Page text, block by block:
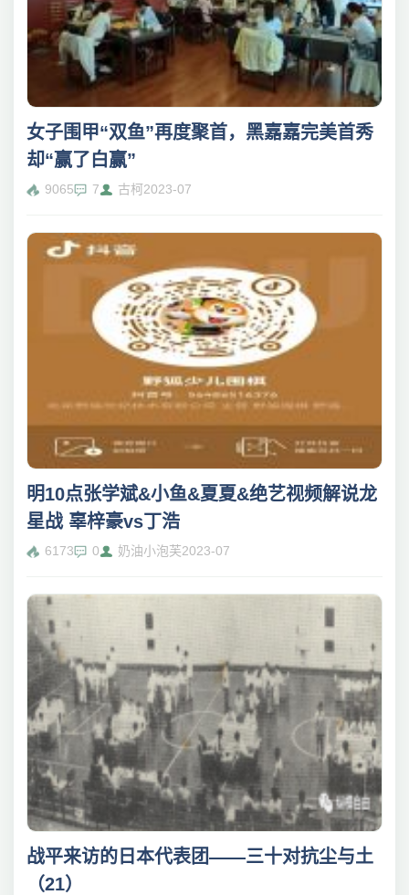
女子围甲“双鱼”再度聚首，黑嘉嘉完美首秀
却“赢了白赢”
9065 7 古柯2023-07
明10点张学斌&小鱼&夏夏&绝艺视频解说龙
星战 辜梓豪vs丁浩
6173 0 奶油小泡芙2023-07
战平来访的日本代表团——三十对抗尘与土
（21）